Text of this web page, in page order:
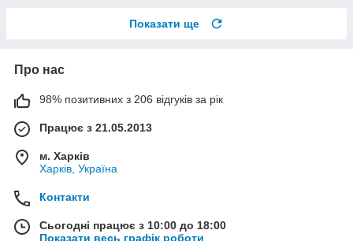
Показати ще
Про нас
98% позитивних з 206 відгуків за рік
Працює з 21.05.2013
м. Харків
Харків, Україна
Контакти
Сьогодні працює з 10:00 до 18:00
Показати весь графік роботи